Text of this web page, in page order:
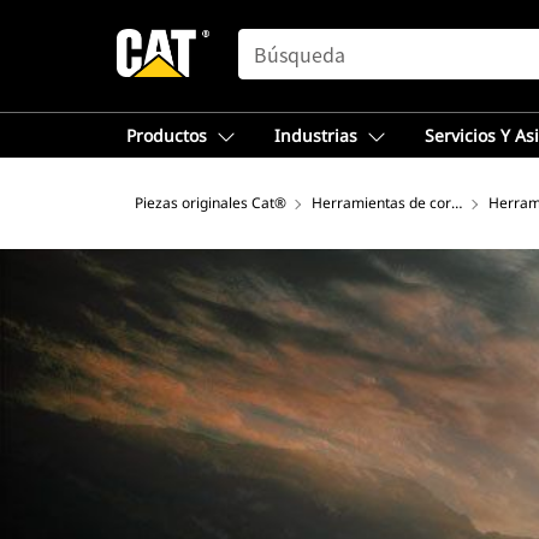
SEARCH
Productos Industrias Servicios Y
Piezas originales Cat® Herramientas de corte